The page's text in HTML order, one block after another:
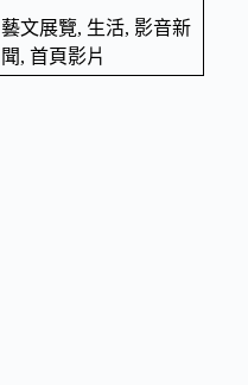
藝文展覽, 生活, 影音新
聞, 首頁影片